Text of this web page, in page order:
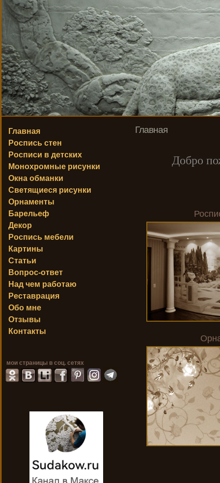
Главная
Добро
Главная
Роспись стен
Росписи в детских
Монохромные рисунки
Окна обманки
Светящиеся рисунки
Орнаменты
Барельеф
Декор
Роспись мебели
Картины
Статьи
Вопрос-ответ
Над чем работаю
Реставрация
Обо мне
Отзывы
Контакты
мои страницы в соц. сетях